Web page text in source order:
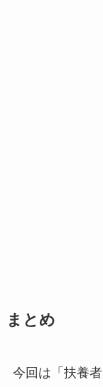
まとめ
今回は「扶養